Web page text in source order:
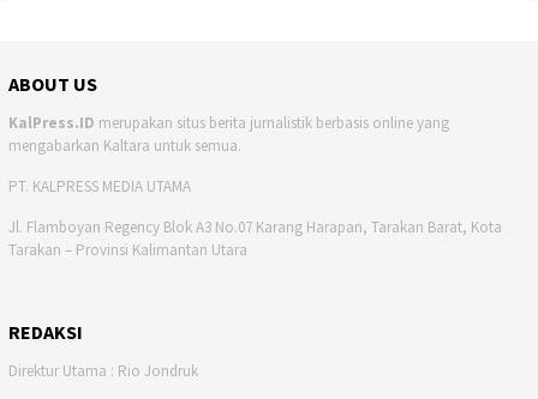
ABOUT US
KalPress.ID merupakan situs berita jurnalistik berbasis online yang
mengabarkan Kaltara untuk semua.
PT. KALPRESS MEDIA UTAMA
Jl. Flamboyan Regency Blok A3 No.07 Karang Harapan, Tarakan Barat, Kota
Tarakan – Provinsi Kalimantan Utara
REDAKSI
Direktur Utama : Rio Jondruk